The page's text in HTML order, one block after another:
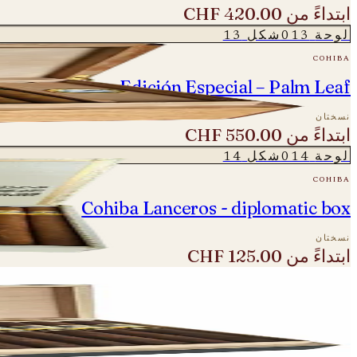
ابتداءً من CHF 420.00
لوحة 013 شكل 13
cohiba
Ideales - Edición Especial – Palm Leaf
نسختان
ابتداءً من CHF 550.00
لوحة 014 شكل 14
cohiba
Cohiba Lanceros - diplomatic box
نسختان
ابتداءً من CHF 125.00
Cohiba Maduro 5 Genios